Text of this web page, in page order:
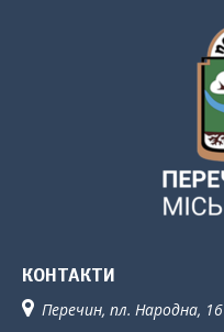
КОНТАКТИ
Перечин, пл. Народна, 16